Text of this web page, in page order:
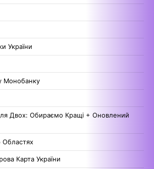
України
Монобанку
Двох: Обираємо Кращі + Оновлений
Областях
Карта України